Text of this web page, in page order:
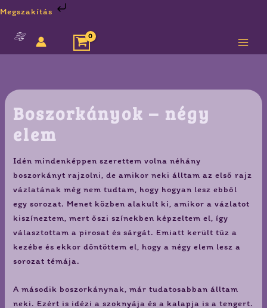
Megszakítás
Skip
content
Boszorkányok – négy
elem
Idén mindenképpen szerettem volna néhány
boszorkányt rajzolni, de amikor neki álltam az első rajz
vázlatának még nem tudtam, hogy hogyan lesz ebből
egy sorozat. Menet közben alakult ki, amikor a vázlatot
kiszíneztem, mert őszi színekben képzeltem el, így
választottam a pirosat és sárgát. Emiatt került tűz a
kezébe és ekkor döntöttem el, hogy a négy elem lesz a
sorozat témája.
A második boszorkánynak, már tudatosabban álltam
neki. Ezért is idézi a szoknyája és a kalapja is a tengert.